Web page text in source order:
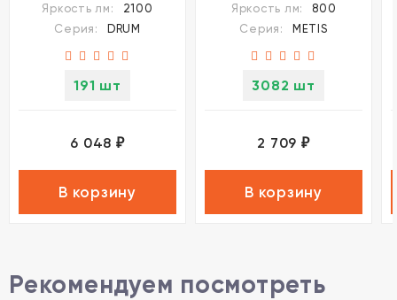
Яркость лм:
2100
Серия:
DRUM
191 шт
6 048 ₽
В корзину
Яркость лм:
800
Серия:
METIS
3082 шт
2 709 ₽
В корзину
Рекомендуем посмотреть